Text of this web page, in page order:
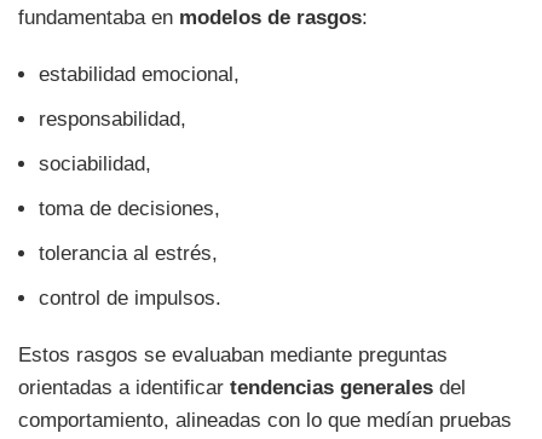
fundamentaba en modelos de rasgos:
estabilidad emocional,
responsabilidad,
sociabilidad,
toma de decisiones,
tolerancia al estrés,
control de impulsos.
Estos rasgos se evaluaban mediante preguntas
orientadas a identificar tendencias generales del
comportamiento, alineadas con lo que medían pruebas